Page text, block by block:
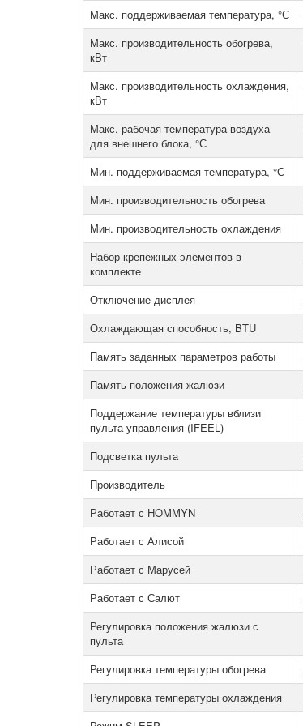
Макс. поддерживаемая температура, °С
Макс. производительность обогрева,
кВт
Макс. производительность охлаждения,
кВт
Макс. рабочая температура воздуха
для внешнего блока, °С
Мин. поддерживаемая температура, °С
Мин. производительность обогрева
Мин. производительность охлаждения
Набор крепежных элементов в
комплекте
Отключение дисплея
Охлаждающая способность, BTU
Память заданных параметров работы
Память положения жалюзи
Поддержание температуры вблизи
пульта управления (IFEEL)
Подсветка пульта
Производитель
Работает с HOMMYN
Работает с Алисой
Работает с Марусей
Работает с Салют
Регулировка положения жалюзи с
пульта
Регулировка температуры обогрева
Регулировка температуры охлаждения